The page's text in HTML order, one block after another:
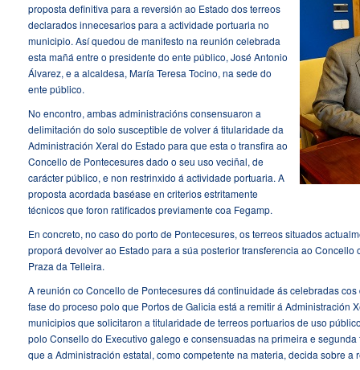
proposta definitiva para a reversión ao Estado dos terreos
declarados innecesarios para a actividade portuaria no
municipio. Así quedou de manifesto na reunión celebrada
esta mañá entre o presidente do ente público, José Antonio
Álvarez, e a alcaldesa, María Teresa Tocino, na sede do
ente público.
No encontro, ambas administracións consensuaron a
delimitación do solo susceptible de volver á titularidade da
Administración Xeral do Estado para que esta o transfira ao
Concello de Pontecesures dado o seu uso veciñal, de
carácter público, e non restrinxido á actividade portuaria. A
proposta acordada baséase en criterios estritamente
técnicos que foron ratificados previamente coa Fegamp.
En concreto, no caso do porto de Pontecesures, os terreos situados
proporá devolver ao Estado para a súa posterior transferencia ao
Praza da Telleira.
A reunión co Concello de Pontecesures dá continuidade ás celebradas
fase do proceso polo que Portos de Galicia está a remitir á Administración
municipios que solicitaron a titularidade de terreos portuarios de uso
polo Consello do Executivo galego e consensuadas na primeira e
que a Administración estatal, como competente na materia, decida sobre